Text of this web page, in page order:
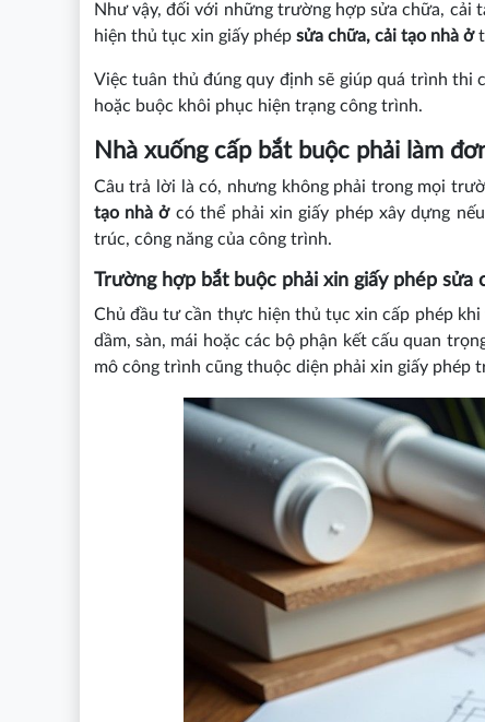
Như vậy, đối với những trường hợp sửa chữa, cải
hiện thủ tục xin giấy phépsửa chữa, cải tạo nhà ở
Việc tuân thủ đúng quy định sẽ giúp quá trình thi
hoặc buộc khôi phục hiện trạng công trình.
Nhà xuống cấp bắt buộc phải làm
Câu trả lời là có, nhưng không phải trong mọi
tạo nhà ở có thể phải xin giấy phép xây dựng
trúc, công năng của công trình.
Trường hợp bắt buộc phải xin giấy phép sửa
Chủ đầu tư cần thực hiện thủ tục xin cấp phép
dầm, sàn, mái hoặc các bộ phận kết cấu quan
mô công trình cũng thuộc diện phải xin giấy phép